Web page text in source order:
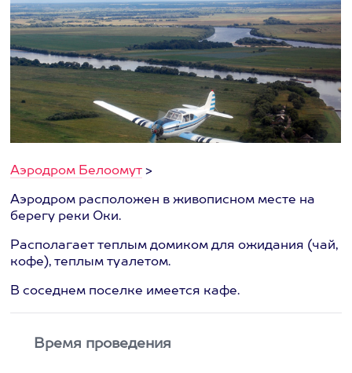
Аэродром Белоомут >
Аэродром расположен в живописном месте на
берегу реки Оки.
Располагает теплым домиком для ожидания (чай,
кофе), теплым туалетом.
В соседнем поселке имеется кафе.
Время проведения